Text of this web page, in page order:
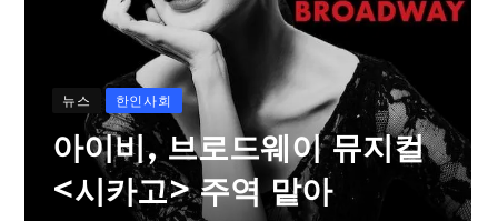
뉴스 한인사회
아이비, 브로드웨이 뮤지컬
<시카고> 주역 맡아